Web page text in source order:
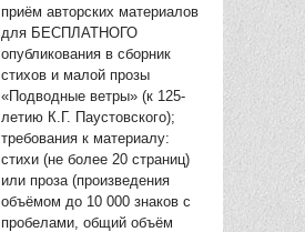
приём авторских материалов
для БЕСПЛАТНОГО
опубликования в сборник
стихов и малой прозы
«Подводные ветры» (к 125-
летию К.Г. Паустовского);
требования к материалу:
стихи (не более 20 страниц)
или проза (произведения
объёмом до 10 000 знаков с
пробелами, общий объём